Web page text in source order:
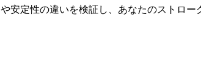
や安定性の違いを検証し、あなたのストロー